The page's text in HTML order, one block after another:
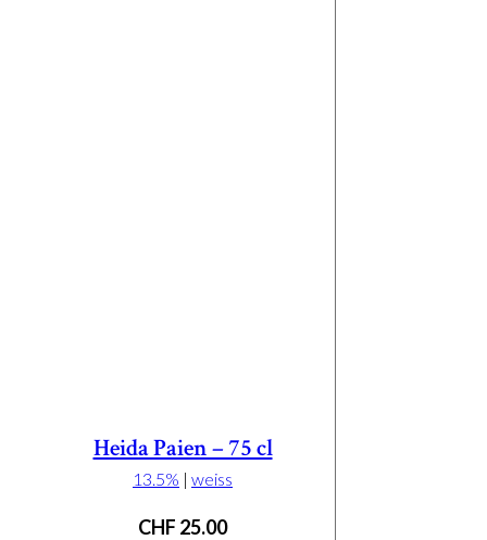
Heida Paien – 75 cl
13.5% | weiss
CHF 25.00